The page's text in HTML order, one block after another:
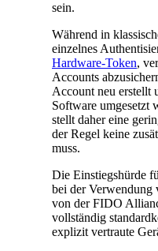
sein.
Während in
einzelnes
Hardware-Token,
Accounts
Account neu erstellt
Software umgesetzt
stellt daher eine
der Regel keine
muss.
Die Einstiegshürde
bei der
von der FIDO
vollständig
explizit vertraute